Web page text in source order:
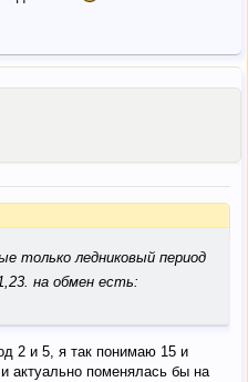
только ледниковый период
на обмен есть:
2 и 5, я так понимаю 15 и
актуально поменялась бы на